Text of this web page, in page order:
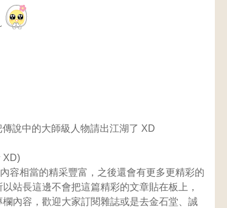
說中的大師級人物請出江湖了 XD
XD)
容相當的精采豐富，之後還會有更多更精彩的
站長這邊不會把這篇精彩的文章貼在板上，
內容，歡迎大家訂閱雜誌或是去金石堂、誠